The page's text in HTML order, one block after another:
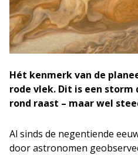
Hét kenmerk van de
rode vlek. Dit is een storm
rond raast – maar wel
Al sinds de negentiende
door astronomen